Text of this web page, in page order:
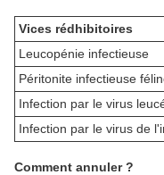
Vices rédhibitoires
Leucopénie infectieuse
Péritonite infectieuse
Infection par le virus
Infection par le virus de
Comment annuler ?